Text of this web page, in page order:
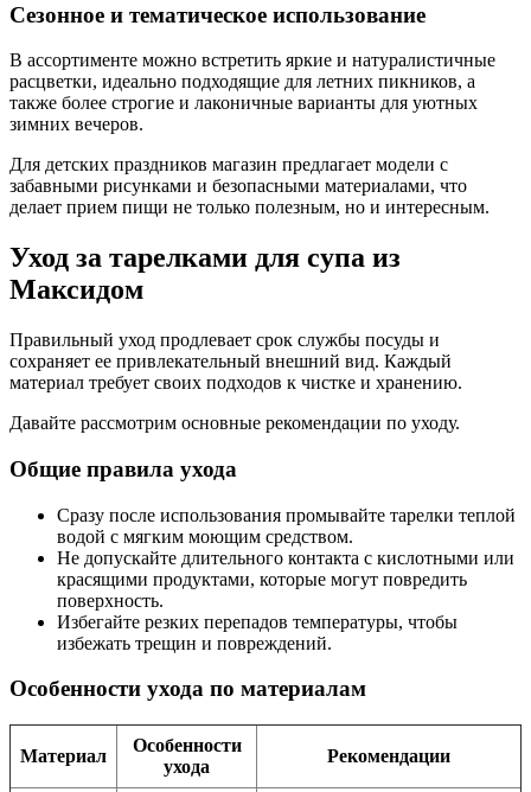
Сезонное и тематическое использование
В ассортименте можно встретить яркие и натуралистичные
расцветки, идеально подходящие для летних пикников, а
также более строгие и лаконичные варианты для уютных
зимних вечеров.
Для детских праздников магазин предлагает модели с
забавными рисунками и безопасными материалами, что
делает прием пищи не только полезным, но и интересным.
Уход за тарелками для супа из
Максидом
Правильный уход продлевает срок службы посуды и
сохраняет ее привлекательный внешний вид. Каждый
материал требует своих подходов к чистке и хранению.
Давайте рассмотрим основные рекомендации по уходу.
Общие правила ухода
Сразу после использования промывайте тарелки теплой
водой с мягким моющим средством.
Не допускайте длительного контакта с кислотными или
красящими продуктами, которые могут повредить
поверхность.
Избегайте резких перепадов температуры, чтобы
избежать трещин и повреждений.
Особенности ухода по материалам
Материал
Особенности
ухода
Рекомендации